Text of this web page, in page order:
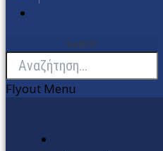
Search
Flyout Menu